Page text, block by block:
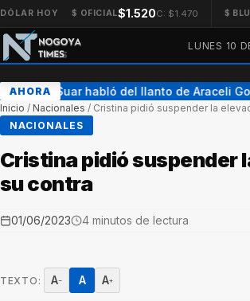
DÓLAR HOY $ OFICIAL$1.520C: $1.470 $
LUNES 10
AHORA
Adrián Suar habló del llanto de Araceli
Inicio / Nacionales / Cristina pidió suspender la
NACIONALES
Cristina pidió suspender
su contra
01/06/2023 4 minutos de lectura
TEXTO: A− A A+